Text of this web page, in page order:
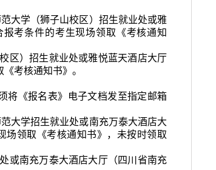
大学（狮子山校区）招生就业处或雅
考条件的考生现场领取《考核通知
区）招生就业处或雅悦蓝天酒店大厅
考核通知书》。
将《报名表》电子文档发至指定邮箱
大学招生就业处或南充万泰大酒店大
场领取《考核通知书》，未按时领取
或南充万泰大酒店大厅（四川省南充